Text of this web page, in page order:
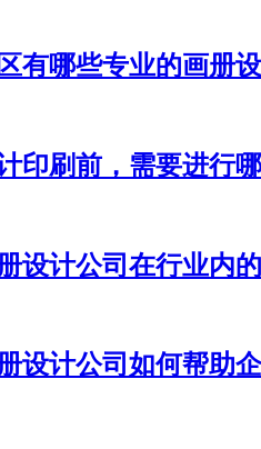
有哪些专业的画册
印刷前，需要进行
设计公司在行业内
设计公司如何帮助